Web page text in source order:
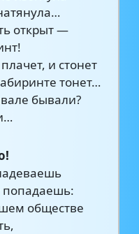
открыт —
и стонет
тонет…
бывали?
попадаешь:
обществе